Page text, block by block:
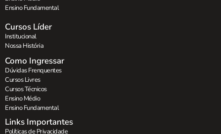
Ensino Fundamental
Cursos Líder
Institucional
Nossa História
Como Ingressar
Dúvidas Frenquentes
Cursos Livres
Cursos Técnicos
Ensino Médio
Ensino Fundamental
Links Importantes
Políticas de Privacidade